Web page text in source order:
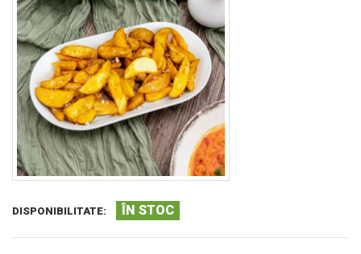
DISPONIBILITATE: ÎN STOC